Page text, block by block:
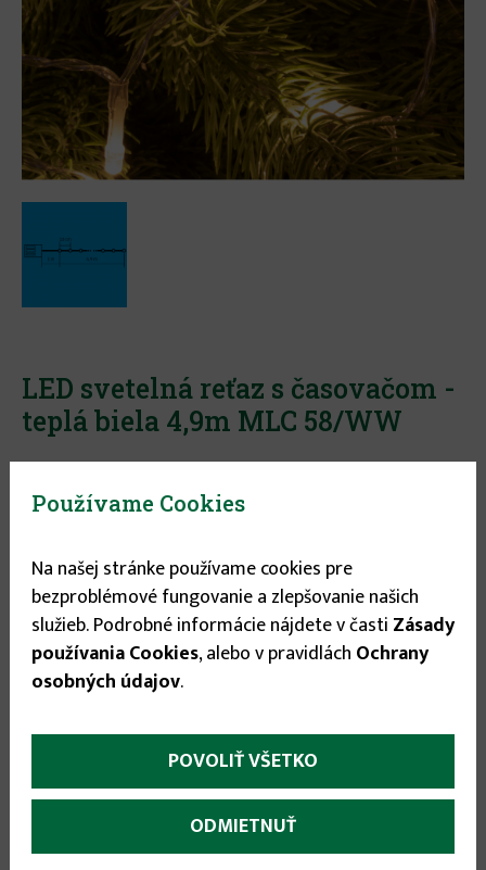
LED svetelná reťaz s časovačom -
teplá biela 4,9m MLC 58/WW
Výrobca: Somogyi Elektronic
Stav tovaru: Nie je skladom
6.95 €
infos
(aktívna
karta)
• na vonkajšie a vnútorné použitie
Používame Cookies
Na našej stránke používame cookies pre
bezproblémové fungovanie a zlepšovanie našich
služieb. Podrobné informácie nájdete v časti Zásady
používania Cookies, alebo v pravidlách Ochrany
osobných údajov.
POVOLIŤ VŠETKO
ODMIETNUŤ